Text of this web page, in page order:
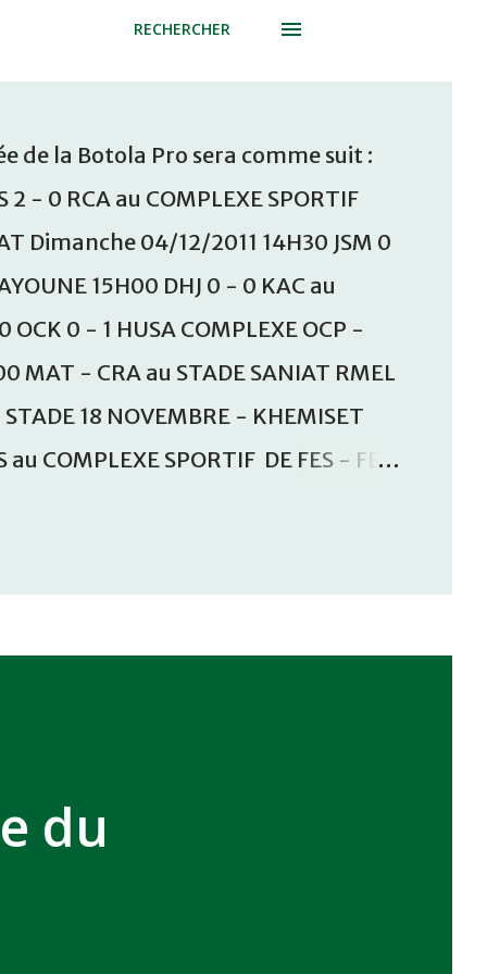
RECHERCHER
de la Botola Pro sera comme suit :
- 0 RCA au COMPLEXE SPORTIF
Dimanche 04/12/2011 14H30 JSM 0
15H00 DHJ 0 - 0 KAC au
OCK 0 - 1 HUSA COMPLEXE OCP -
MAT - CRA au STADE SANIAT RMEL
18 NOVEMBRE - KHEMISET
COMPLEXE SPORTIF DE FES - FES
du